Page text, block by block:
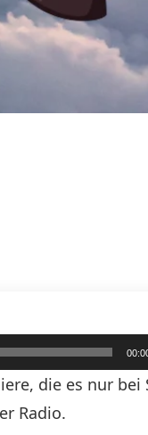
die es nur bei
Radio.